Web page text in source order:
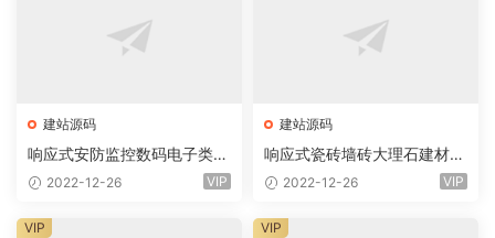
建站源码
响应式安防监控数码电子类企
业网站eyoucms易优模板(pc
2022-12-26 VIP
建站源码
响应式瓷砖墙砖大理石建材类
网站eyoucms易优模板(pc+
2022-12-26 VIP
VIP VIP